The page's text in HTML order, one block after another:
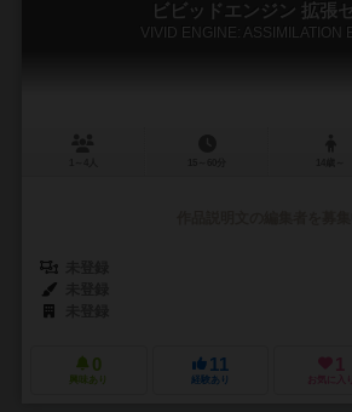
ビビッドエンジン 拡張
VIVID ENGINE: ASSIMILATION
0
興味あり
11
経験あり
1
お気に入り